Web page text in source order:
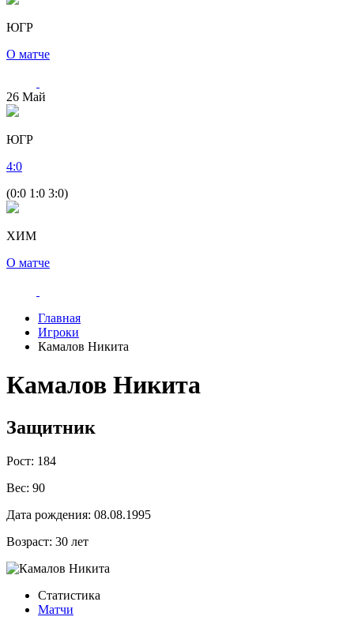
ЮГР
О матче
26 Май
ЮГР
4:0
(0:0 1:0 3:0)
ХИМ
О матче
Главная
Игроки
Камалов Никита
Камалов Никита
Защитник
Рост: 184
Вес: 90
Дата рождения: 08.08.1995
Возраст: 30 лет
Статистика
Матчи